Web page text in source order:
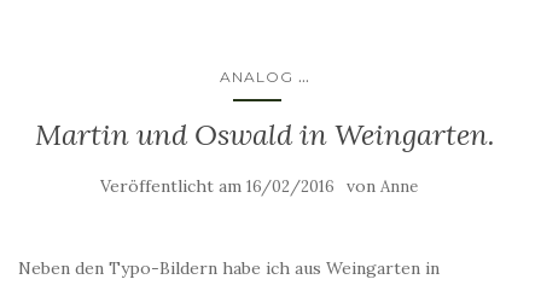
ANALOG ...
Martin und Oswald in Weingarten.
Veröffentlicht am 16/02/2016 von Anne
Neben den Typo-Bildern habe ich aus Weingarten in